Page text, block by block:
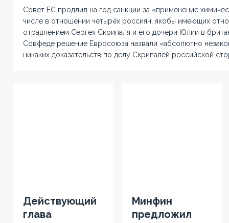
Совет ЕС продлил на год санкции за «применение
числе в отношении четырёх россиян, якобы имеющих
отравлением Сергея Скрипаля и его дочери Юлии в
Совфеде решение Евросоюза назвали «абсолютно
никаких доказательств по делу Скрипалей российской
Действующий
глава
Минфин
предложил